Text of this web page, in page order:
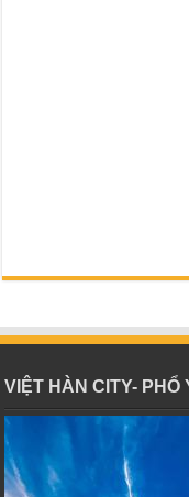
VIỆT HÀN CITY- PHỔ